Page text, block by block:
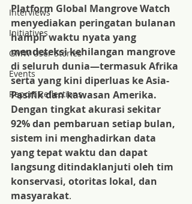
Interviews
Initiatives
GMW User Stories
Events
Report Reflections
Platform Global Mangrove Watch
menyediakan peringatan bulanan
hampir waktu nyata yang
mendeteksi kehilangan mangrove
di seluruh dunia—termasuk Afrika
serta yang kini diperluas ke Asia-
Pasifik dan kawasan Amerika.
Dengan tingkat akurasi sekitar
92% dan pembaruan setiap bulan,
sistem ini menghadirkan data
yang tepat waktu dan dapat
langsung ditindaklanjuti oleh tim
konservasi, otoritas lokal, dan
masyarakat.